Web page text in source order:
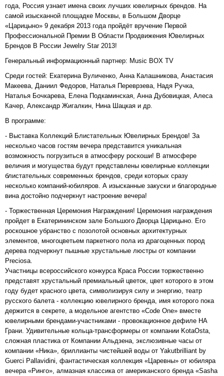
года, Россия узнает имена своих лучших ювелирных брендов. На
самой изысканной площадке Москвы, в Большом Дворце
«Царицыно» 9 декабря 2013 года пройдёт вручение Первой
Профессиональной Премии В Области Продвижения Ювелирных
Брендов В России Jewelry Star 2013!
Генеральный информационный партнер: Music BOX TV
Среди гостей: Екатерина Вуличенко, Анна Калашникова, Анастасия
Макеева, Даниил Федоров, Наталья Переврзева, Надя Ручка,
Наталья Бочкарева, Елена Подкаминская, Анна Дубовицкая, Алеса
Качер, Александр Жигалкин, Нина Шацкая и др.
В программе:
- Выставка Коллекций Блистательных Ювелирных Брендов! За
несколько часов гостям вечера представится уникальная
возможность погрузиться в атмосферу роскоши! В атмосфере
величия и могущества будут представлены ювелирные коллекции
блистательных современных брендов, среди которых сразу
несколько компаний-юбиляров. А изысканные закуски и благородные
вина достойно подчеркнут настроение вечера!
- Торжественная Церемония Награждения! Церемония награждения
пройдет в Екатерининском зале Большого Дворца Царицыно. Его
роскошное убранство с позолотой основных архитектурных
элементов, многоцветьем паркетного пола из драгоценных пород
дерева подчеркнут пышные хрустальные люстры от компании
Preciosa.
Участницы всероссийского конкурса Краса России торжественно
представят хрустальный премиальный цветок, цвет которого в этом
году будет красного цвета, символизируя силу и энергию, театр
русского балета - коллекцию ювелирного бренда, имя которого пока
держится в секрете, а модельное агентство «Code One» вместе
ювелирными брендами-участниками - провокационное дефиле НА
Грани. Удивительные кольца-трансформеры от компании KotaOsta,
сложная пластика от Компании Альдзена, экслюзивные часы от
компании «Ника», бриллианты чистейшей воды от Yakutbrilliant by
Guerci Pallavidini, фантастическая коллекция «Царевны» от юбиляра
вечера «Ринго», алмазная классика от американского бренда «Sasha